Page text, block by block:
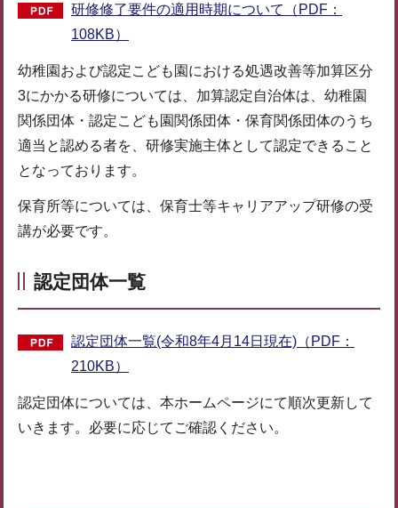
研修修了要件の適用時期について（PDF：
108KB）
幼稚園および認定こども園における処遇改善等加算区分
3にかかる研修については、加算認定自治体は、幼稚園
関係団体・認定こども園関係団体・保育関係団体のうち
適当と認める者を、研修実施主体として認定できること
となっております。
保育所等については、保育士等キャリアアップ研修の受
講が必要です。
認定団体一覧
認定団体一覧(令和8年4月14日現在)（PDF：
210KB）
認定団体については、本ホームページにて順次更新して
いきます。必要に応じてご確認ください。